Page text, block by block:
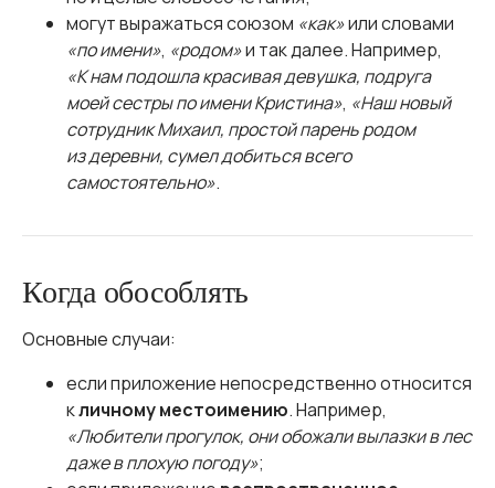
могут выражаться союзом «как»или словами
«по имени», «родом»и так далее. Например,
«К нам подошла красивая девушка, подруга
моей сестры по имени Кристина», «Наш новый
сотрудник Михаил, простой парень родом
из деревни, сумел добиться всего
самостоятельно».
Когда обособлять
Основные случаи:
если приложение непосредственно относится
кличному местоимению. Например,
«Любители прогулок, они обожали вылазки в лес
даже в плохую погоду»;